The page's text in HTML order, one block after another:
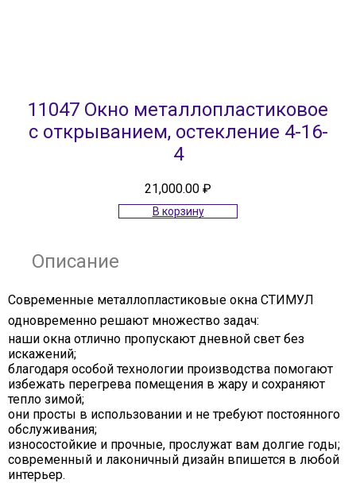
11047 Окно металлопластиковое
с открыванием, остекление 4-16-
4
21,000.00 ₽
В корзину
Описание
Современные металлопластиковые окна СТИМУЛ
одновременно решают множество задач:
наши окна отлично пропускают дневной свет без
искажений;
благодаря особой технологии производства помогают
избежать перегрева помещения в жару и сохраняют
тепло зимой;
они просты в использовании и не требуют постоянного
обслуживания;
износостойкие и прочные, прослужат вам долгие годы;
современный и лаконичный дизайн впишется в любой
интерьер.